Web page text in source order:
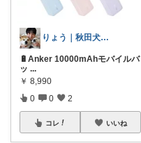
りょう｜秋田犬二匹との暮らし
🔋Anker 10000mAhモバイルバ
ッ ...
￥ 8,990
0 0 2
コレ いいね